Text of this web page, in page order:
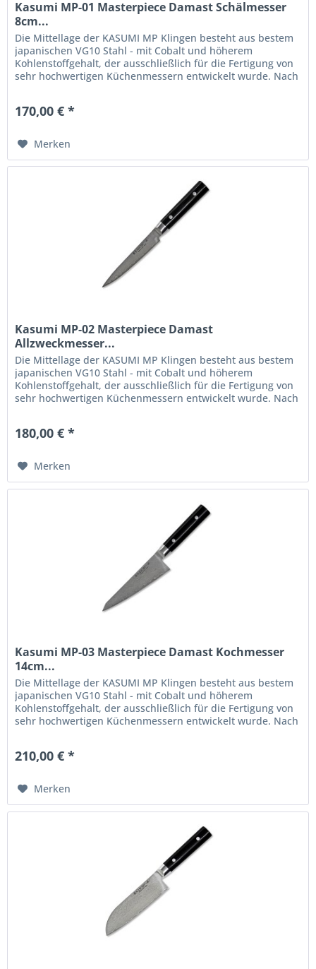
Kasumi MP-01 Masterpiece Damast Schälmesser
8cm...
Die Mittellage der KASUMI MP Klingen besteht aus bestem
japanischen VG10 Stahl - mit Cobalt und höherem
Kohlenstoffgehalt, der ausschließlich für die Fertigung von
sehr hochwertigen Küchenmessern entwickelt wurde. Nach
170,00 € *
Merken
Kasumi MP-02 Masterpiece Damast
Allzweckmesser...
Die Mittellage der KASUMI MP Klingen besteht aus bestem
japanischen VG10 Stahl - mit Cobalt und höherem
Kohlenstoffgehalt, der ausschließlich für die Fertigung von
sehr hochwertigen Küchenmessern entwickelt wurde. Nach
180,00 € *
Merken
Kasumi MP-03 Masterpiece Damast Kochmesser
14cm...
Die Mittellage der KASUMI MP Klingen besteht aus bestem
japanischen VG10 Stahl - mit Cobalt und höherem
Kohlenstoffgehalt, der ausschließlich für die Fertigung von
sehr hochwertigen Küchenmessern entwickelt wurde. Nach
210,00 € *
Merken